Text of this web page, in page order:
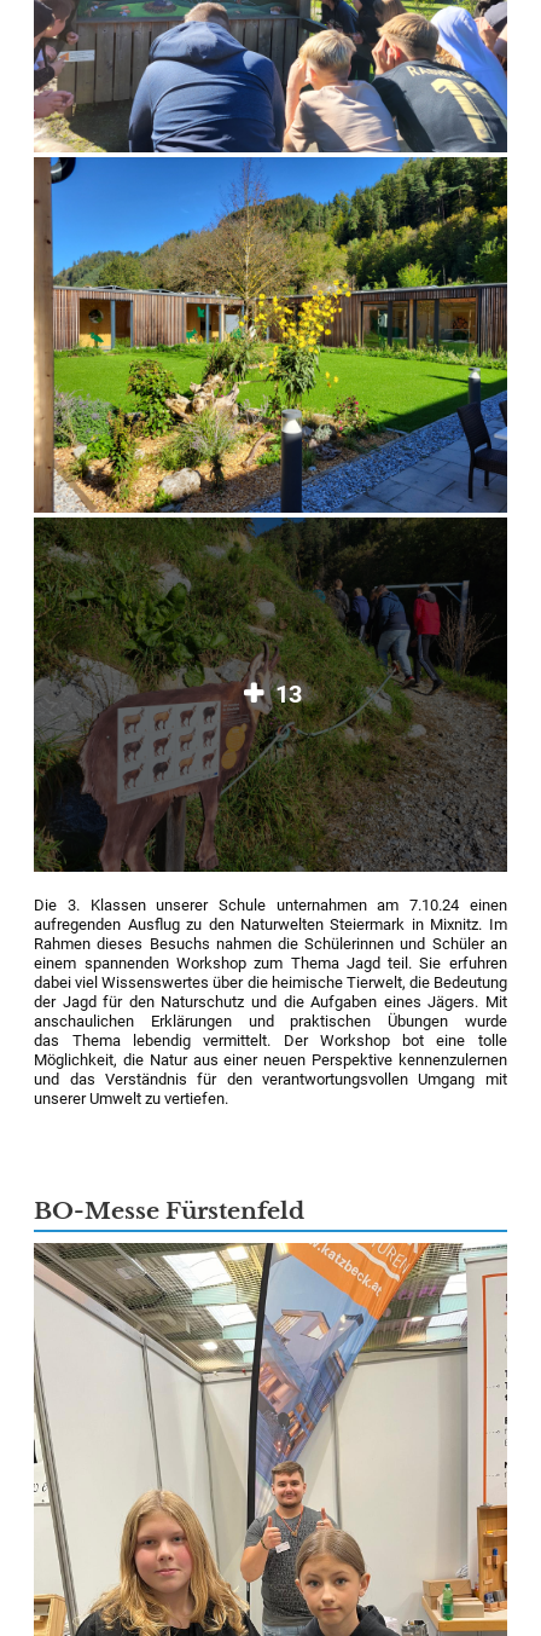
13
Die 3. Klassen unserer Schule unternahmen am 7.10.24 einen
aufregenden Ausflug zu den Naturwelten Steiermark in Mixnitz. Im
Rahmen dieses Besuchs nahmen die Schülerinnen und Schüler an
einem spannenden Workshop zum Thema Jagd teil. Sie erfuhren
dabei viel Wissenswertes über die heimische Tierwelt, die Bedeutung
der Jagd für den Naturschutz und die Aufgaben eines Jägers. Mit
anschaulichen Erklärungen und praktischen Übungen wurde
das Thema lebendig vermittelt. Der Workshop bot eine tolle
Möglichkeit, die Natur aus einer neuen Perspektive kennenzulernen
und das Verständnis für den verantwortungsvollen Umgang mit
unserer Umwelt zu vertiefen.
BO-Messe Fürstenfeld